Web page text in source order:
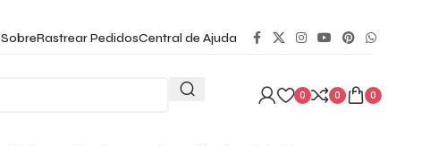
SobreRastrear PedidosCentral de Ajuda
0 0 0